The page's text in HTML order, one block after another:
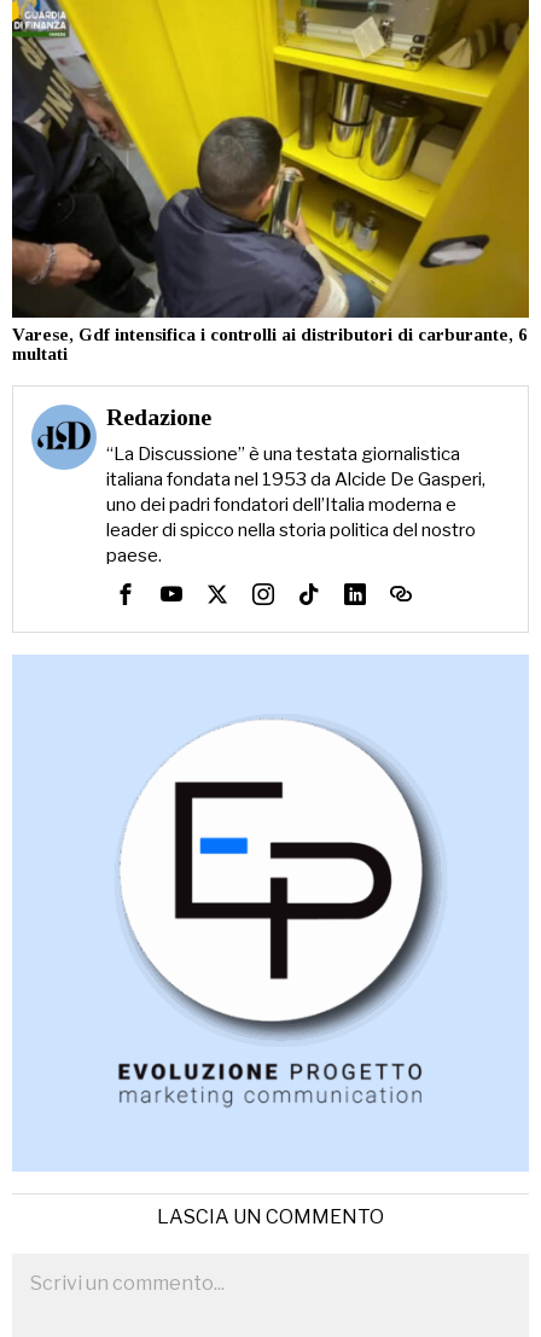
Varese, Gdf intensifica i controlli ai distributori di carburante, 6
multati
Redazione
“La Discussione” è una testata giornalistica
italiana fondata nel 1953 da Alcide De Gasperi,
uno dei padri fondatori dell’Italia moderna e
leader di spicco nella storia politica del nostro
paese.
LASCIA UN COMMENTO